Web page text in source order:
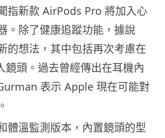
指新款 AirPods Pro 將加入心
。除了健康追蹤功能，據說
的想法，其中包括再次考慮在
頭。過去曾經傳出在耳機內
表示 Apple 現在可能對
體溫監測版本，內置鏡頭的型